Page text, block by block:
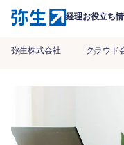
経理お役立ち
弥生株式会社 クラウド